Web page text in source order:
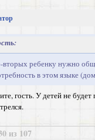
вторых ребенку нужно
в этом языке
гость. У детей не
из 107